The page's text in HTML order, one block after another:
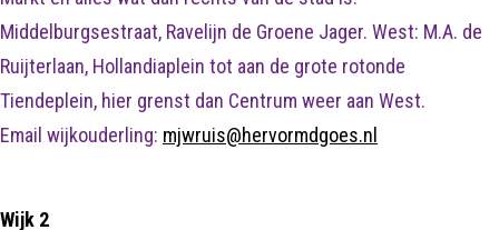
Middelburgsestraat, Ravelijn de Groene Jager. West: M.A. de
Ruijterlaan, Hollandiaplein tot aan de grote rotonde
Tiendeplein, hier grenst dan Centrum weer aan West.
Email wijkouderling: mjwruis@hervormdgoes.nl
Wijk 2